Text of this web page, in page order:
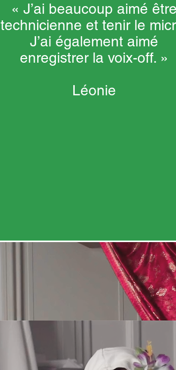
« J’ai beaucoup aimé être
technicienne et tenir le
J’ai également aimé
enregistrer la voix-off. »
Léonie